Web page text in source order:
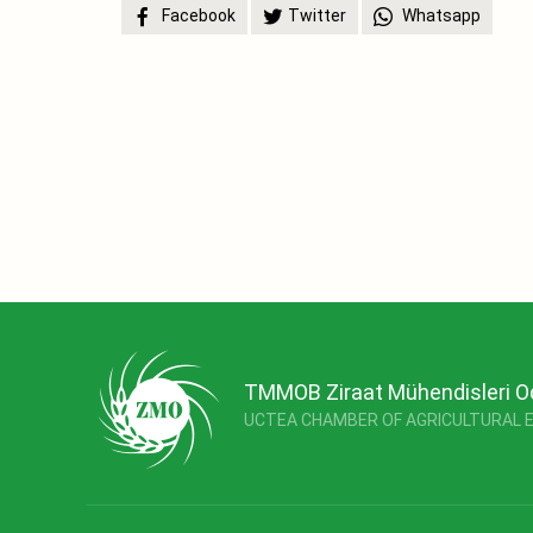
Facebook
Twitter Whatsapp
TMMOB Ziraat Mühendisleri
UCTEA CHAMBER OF AGRICULTURAL